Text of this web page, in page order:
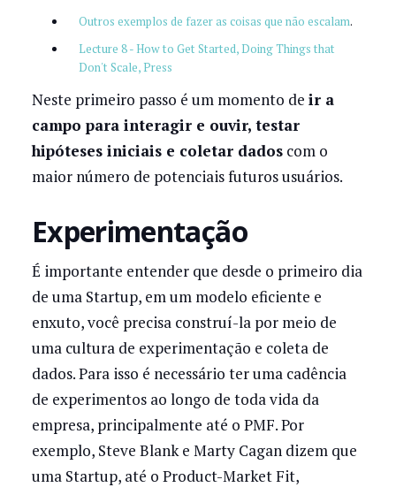
Outros exemplos de fazer as coisas que não escalam.
Lecture 8 - How to Get Started, Doing Things that
Don't Scale, Press
Neste primeiro passo é um momento de ir a
campo para interagir e ouvir, testar
hipóteses iniciais e coletar dadoscom o
maior número de potenciais futuros usuários.
Experimentação
É importante entender que desde o primeiro dia
de uma Startup, em um modelo eficiente e
enxuto, você precisa construí-la por meio de
uma cultura de experimentação e coleta de
dados. Para isso é necessário ter uma cadência
de experimentos ao longo de toda vida da
empresa, principalmente até o PMF. Por
exemplo, Steve Blank e Marty Cagan dizem que
uma Startup, até o Product-Market Fit,